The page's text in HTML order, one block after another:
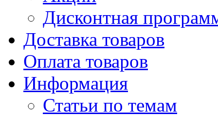
Дисконтная
Доставка товаров
Оплата товаров
Информация
Статьи по темам